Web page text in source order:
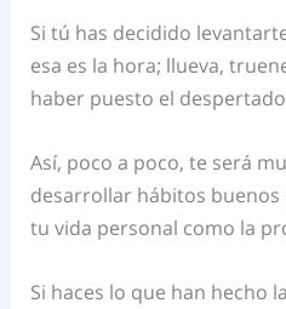
Si tú has decidido
esa es la hora; llueva,
haber puesto el
Así, poco a poco, te será
desarrollar hábitos
tu vida personal como la
Si haces lo que han hecho